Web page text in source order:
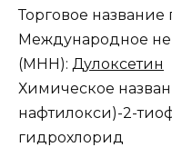
Торговое название
Международное
(МНН): Дулоксетин
Химическое
нафтилокси)-2-
гидрохлорид